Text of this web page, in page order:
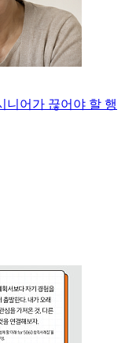
니어가 끊어야 할 행